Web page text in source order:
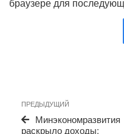
по
записям
Предыдущая
запись
ПРЕДЫДУЩИЙ
Минэкономразвития
раскрыло доходы: